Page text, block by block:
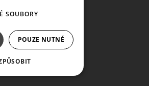
SOUBORY
POUZE NUTNÉ